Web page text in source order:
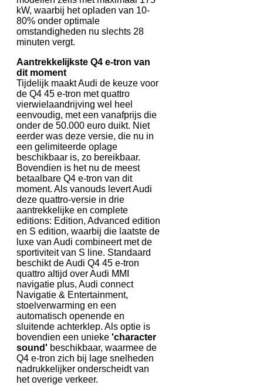
kW, waarbij het opladen van 10-
80% onder optimale
omstandigheden nu slechts 28
minuten vergt.
Aantrekkelijkste Q4 e-tron van
dit moment
Tijdelijk maakt Audi de keuze voor
de Q4 45 e-tron met quattro
vierwielaandrijving wel heel
eenvoudig, met een vanafprijs die
onder de 50.000 euro duikt. Niet
eerder was deze versie, die nu in
een gelimiteerde oplage
beschikbaar is, zo bereikbaar.
Bovendien is het nu de meest
betaalbare Q4 e-tron van dit
moment. Als vanouds levert Audi
deze quattro-versie in drie
aantrekkelijke en complete
editions: Edition, Advanced edition
en S edition, waarbij die laatste de
luxe van Audi combineert met de
sportiviteit van S line. Standaard
beschikt de Audi Q4 45 e-tron
quattro altijd over Audi MMI
navigatie plus, Audi connect
Navigatie & Entertainment,
stoelverwarming en een
automatisch openende en
sluitende achterklep. Als optie is
bovendien een unieke 'character
sound' beschikbaar, waarmee de
Q4 e-tron zich bij lage snelheden
nadrukkelijker onderscheidt van
het overige verkeer.